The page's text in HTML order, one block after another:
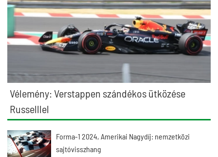
Vélemény: Verstappen szándékos ütközése
Russelllel
Forma-1 2024, Amerikai Nagydíj: nemzetközi
sajtóvisszhang